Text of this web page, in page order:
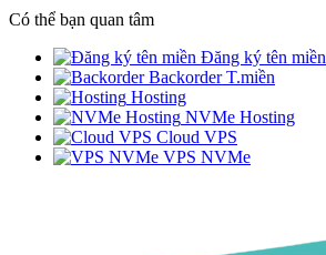
Có thể bạn quan tâm
Đăng ký tên miền
Backorder T.miền
Hosting
NVMe Hosting
Cloud VPS
VPS NVMe